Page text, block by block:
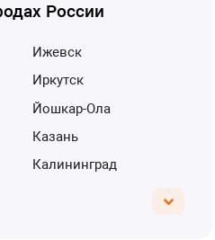
России
Ижевск
Иркутск
Йошкар-Ола
Казань
Калининград